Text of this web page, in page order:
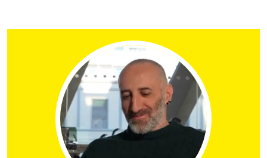
Progetti Internazionali
Pubblicazioni
Storie di Resistenza, ottant’anni dopo
Calendario civile
Elezioni dal mondo
Podcast